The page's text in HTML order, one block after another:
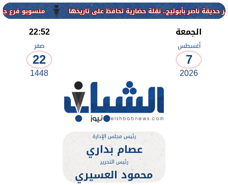
منسوبو فرع جامعة الأزهر
الجمعة
أغسطس
7
2026
22:52
صفر
22
1448
رئيس مجلس الإدارة
عصام بداري
رئيس التحرير
محمود العسيري